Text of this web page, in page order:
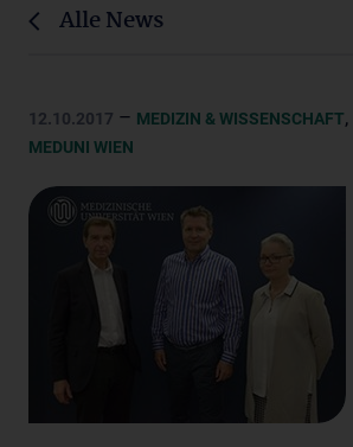
Alle News
12.10.2017 – MEDIZIN & WISSENSCHAFT,
MEDUNI WIEN